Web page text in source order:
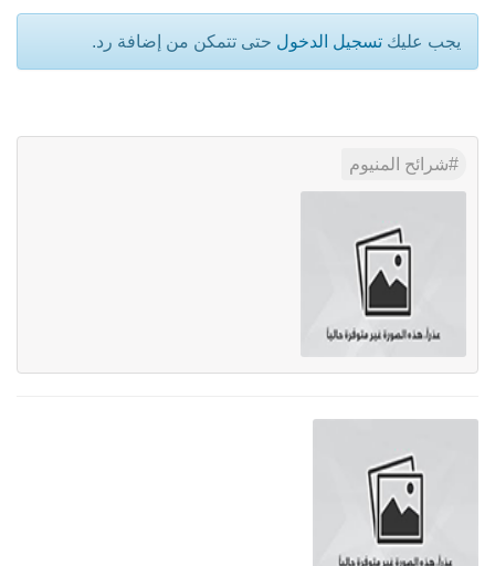
يجب عليك تسجيل الدخول حتى تتمكن من إضافة رد.
شرائح المنيوم